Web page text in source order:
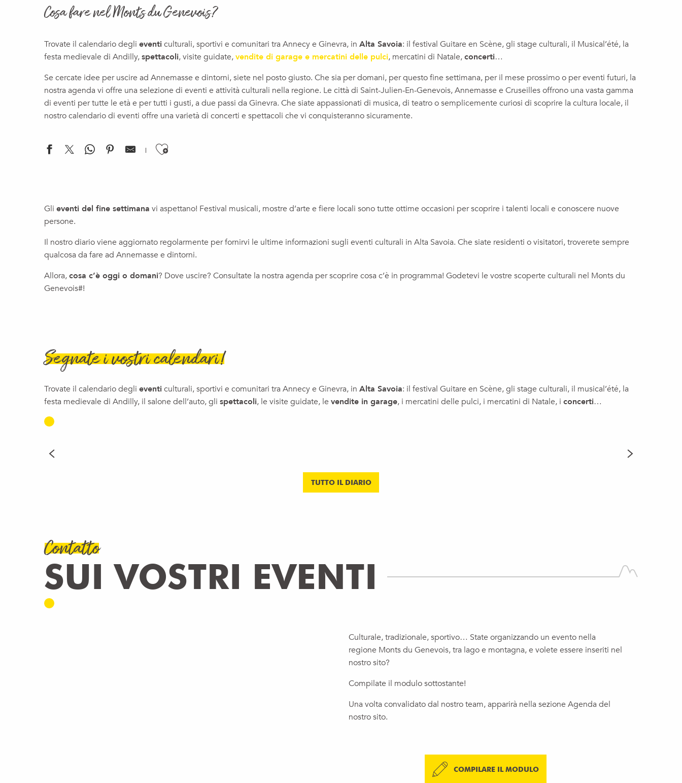
Cosa fare nel Monts du Genevois?
Trovate il calendario degli eventiculturali, sportivi e comunitari tra Annecy e Ginevra, in Alta Savoia: il festival Guitare en Scène, gli stage culturali, il Musical’été, la
festa medievale di Andilly,spettacoli, visite guidate,vendite di garage e mercatini delle pulci, mercatini di Natale,concerti…
Se cercate idee per uscire ad Annemasse e dintorni, siete nel posto giusto. Che sia per domani, per questo fine settimana, per il mese prossimo o per eventi futuri, la
nostra agenda vi offre una selezione di eventi e attività culturali nella regione. Le città di Saint-Julien-En-Genevois, Annemasse e Cruseilles offrono una vasta gamma
di eventi per tutte le età e per tutti i gusti, a due passi da Ginevra. Che siate appassionati di musica, di teatro o semplicemente curiosi di scoprire la cultura locale, il
nostro calendario di eventi offre una varietà di concerti e spettacoli che vi conquisteranno sicuramente.
Ajouter aux favoris
Concert jazz : corto.alto / Les Musical'été 2026
Les rendez-vous du numérique x Cité des Métiers
Brunch Society
Ciné Plein air Ville-la-Grand
Le voyage de Michel Butor - l'escape box
Spectacle Break/Slam/Humour | Confliture
Fermeture estivale de l'Espace France Services du Genevois
Gli eventi del fine settimana vi aspettano! Festival musicali, mostre d’arte e fiere locali sono tutte ottime occasioni per scoprire i talenti locali e conoscere nuove
persone.
Il nostro diario viene aggiornato regolarmente per fornirvi le ultime informazioni sugli eventi culturali in Alta Savoia. Che siate residenti o visitatori, troverete sempre
qualcosa da fare ad Annemasse e dintorni.
Allora,cosa c’è oggi o domani? Dove uscire? Consultate la nostra agenda per scoprire cosa c’è in programma! Godetevi le vostre scoperte culturali nel Monts du
Genevois#!
Segnate i vostri calendari!
Trovate il calendario degli eventiculturali, sportivi e comunitari tra Annecy e Ginevra, in Alta Savoia: il festival Guitare en Scène, gli stage culturali, il musical’été, la
festa medievale di Andilly, il salone dell’auto, gli spettacoli, le visite guidate, le vendite in garage, i mercatini delle pulci, i mercatini di Natale, i concerti…
LEGGI TUTTO
TUTTO IL DIARIO
Contatto
SUI VOSTRI EVENTI
Culturale, tradizionale, sportivo… State organizzando un evento nella
regione Monts du Genevois, tra lago e montagna, e volete essere inseriti nel
nostro sito?
Compilate il modulo sottostante!
Una volta convalidato dal nostro team, apparirà nella sezione Agenda del
nostro sito.
COMPILARE IL MODULO